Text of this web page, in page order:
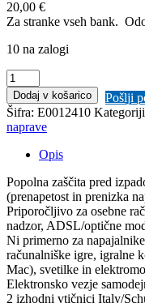
20,00 €
Za stranke vseh bank.
10 na zalogi
Tecnoware
UPS
ERA
PLUS
1600
brezprekinitveno
napajanje
količina
Dodaj v košarico
Pošlji
Šifra: E0012410
naprave
Opis
Popolna zaščita pred
(prenapetost in prenizka
Priporočljivo za osebne
nadzor, ADSL/optične
Ni primerno za
računalniške igre, igralne
Mac), svetilke in
Elektronsko vezje
2 izhodni vtičnici Italy/